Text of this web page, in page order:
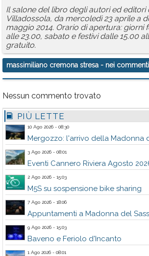
Il salone del libro degli autori ed editori
Villadossola, da mercoledì 23 aprile a
maggio 2014. Orario di apertura: giorni
alle 23.00, sabato e festivi dalle 15.00
gratuito.
massimiliano cremona stresa - nei commenti
Nessun commento trovato
PIÙ LETTE
10 Ago 2026 - 08:30
Mergozzo: l'arrivo della Madonna
3 Ago 2026 - 08:01
Eventi Cannero Riviera Agosto
2 Ago 2026 - 15:03
M5S su sospensione bike sharing
7 Ago 2026 - 18:06
Appuntamenti a Madonna del
9 Ago 2026 - 15:03
Baveno e Feriolo d'Incanto
1 Ago 2026 - 08:01